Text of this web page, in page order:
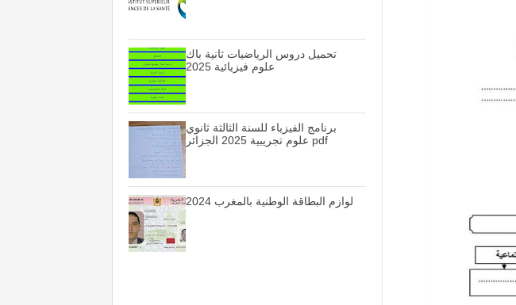
تحميل دروس الرياضيات ثانية باك
علوم فيزيائية 2025
برنامج الفيزياء للسنة الثالثة ثانوي
علوم تجريبية 2025 الجزائر pdf
لوازم البطاقة الوطنية بالمغرب 2024